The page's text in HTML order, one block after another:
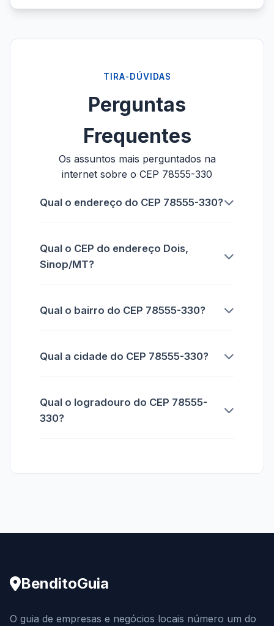
TIRA-DÚVIDAS
Perguntas
Frequentes
Os assuntos mais perguntados na
internet sobre o CEP 78555-330
Qual o endereço do CEP 78555-330?
Qual o CEP do endereço Dois,
Sinop/MT?
Qual o bairro do CEP 78555-330?
Qual a cidade do CEP 78555-330?
Qual o logradouro do CEP 78555-
330?
BenditoGuia
O guia de empresas e negócios locais número um do